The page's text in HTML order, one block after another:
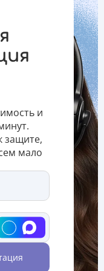
проблемы.
Цель и
задачи
нужно Цель
и
защите,
мало